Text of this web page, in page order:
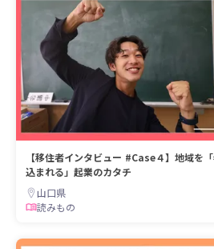
【移住者インタビュー #Case４】地域を
込まれる」起業のカタチ
山口県
読みもの